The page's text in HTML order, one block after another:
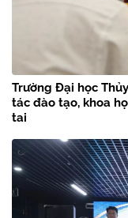
Trường Đại học
tác đào tạo, khoa
tai